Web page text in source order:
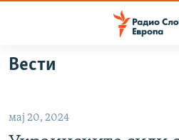
Оди
на
ВИЗУЕЛНО
Вести
мај 20, 2024